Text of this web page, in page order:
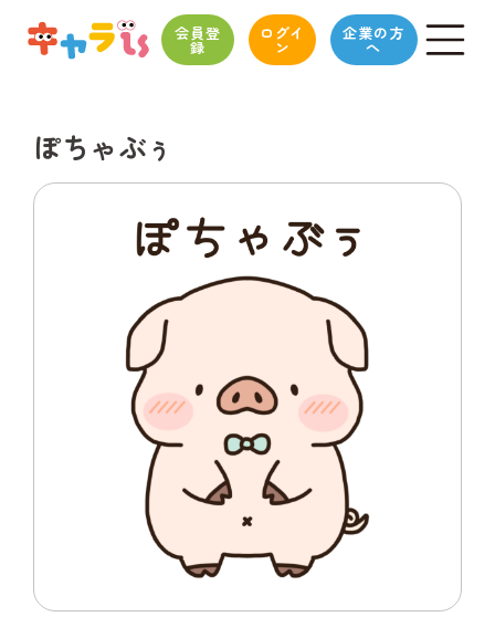
会員登
録
ログイ
ン
企業の方
へ
ぽちゃぶぅ